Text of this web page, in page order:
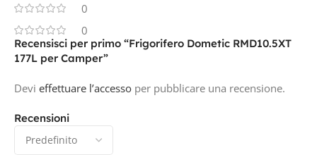
0
0
Recensioni
Recensisci per primo “Frigorifero Dometic RMD10.5XT
177L per Camper”
Devi effettuare l’accesso per pubblicare una recensione.